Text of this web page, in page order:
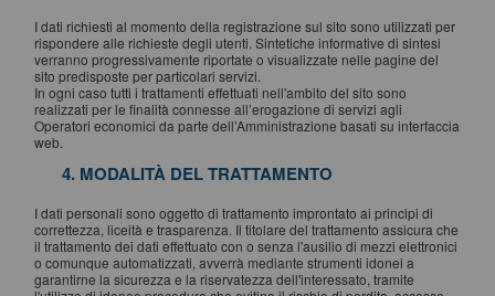
I dati richiesti al momento della registrazione sul sito sono utilizzati per
rispondere alle richieste degli utenti. Sintetiche informative di sintesi
verranno progressivamente riportate o visualizzate nelle pagine del
sito predisposte per particolari servizi.
In ogni caso tutti i trattamenti effettuati nell'ambito del sito sono
realizzati per le finalità connesse all’erogazione di servizi agli
Operatori economici da parte dell’Amministrazione basati su interfaccia
web.
4. MODALITÀ DEL TRATTAMENTO
I dati personali sono oggetto di trattamento improntato ai principi di
correttezza, liceità e trasparenza. Il titolare del trattamento assicura che
il trattamento dei dati effettuato con o senza l'ausilio di mezzi elettronici
o comunque automatizzati, avverrà mediante strumenti idonei a
garantirne la sicurezza e la riservatezza dell'interessato, tramite